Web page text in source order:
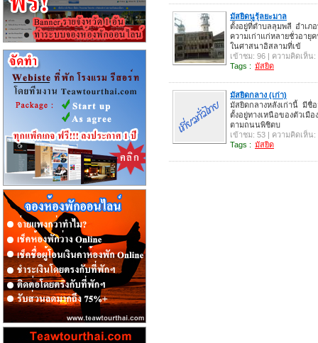
มัสยิดนูรุ้ลยะมาล
ตั้งอยู่ที่ตำบลลุมพลี อำเภ
ความเก่าแก่หลายชั่วอา
ในศาสนาอิสลามที่เข้
เข้าชม: 96 | ความคิดเห็น:
Tags : มัสยิด
มัสยิดกลาง (เก่า)
มัสยิดกลางหลังเก่านี้ มีชื่
ตั้งอยู่ทางเหนือของตัวเมื
ตามถนนพิชิตบ
เข้าชม: 53 | ความคิดเห็น:
Tags : มัสยิด